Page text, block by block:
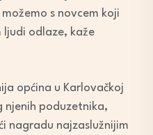
s novcem koji
ljudi odlaze, kaže
općina u Karlovačkoj
njenih poduzetnika,
nagradu najzaslužnijim